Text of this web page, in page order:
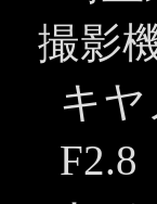
撮影
キヤ
F2.8